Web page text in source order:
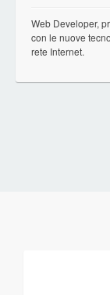
Web Developer,
con le nuove
rete Internet.